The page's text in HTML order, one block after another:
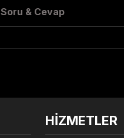
Soru & Cevap
HİZMETLER